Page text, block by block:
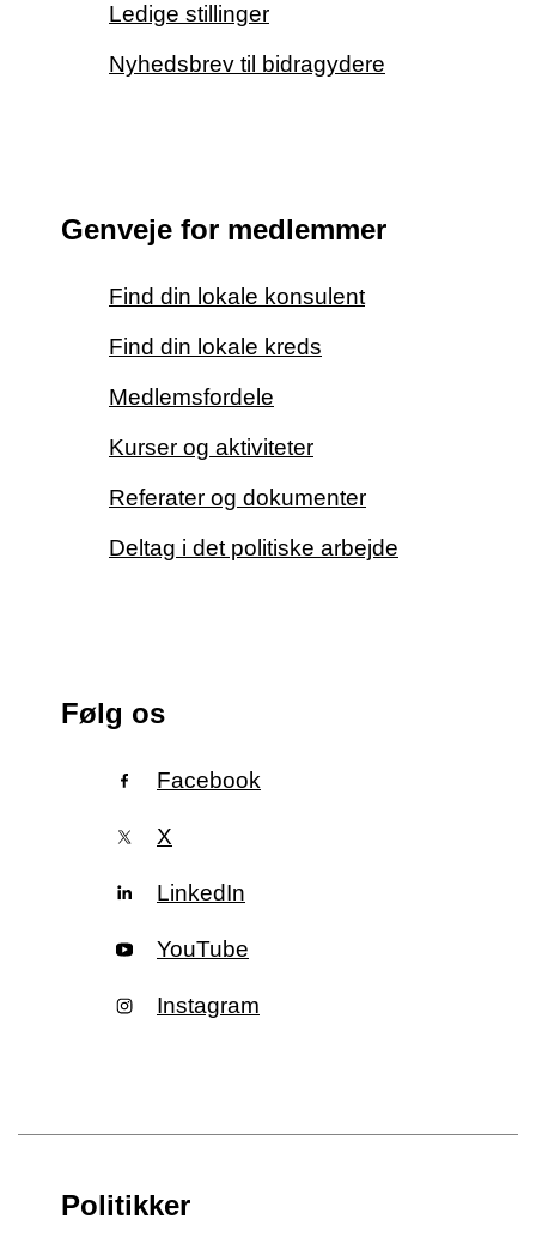
Ledige stillinger
Nyhedsbrev til bidragydere
Genveje for medlemmer
Find din lokale konsulent
Find din lokale kreds
Medlemsfordele
Kurser og aktiviteter
Referater og dokumenter
Deltag i det politiske arbejde
Følg os
Facebook
X
LinkedIn
YouTube
Instagram
Politikker